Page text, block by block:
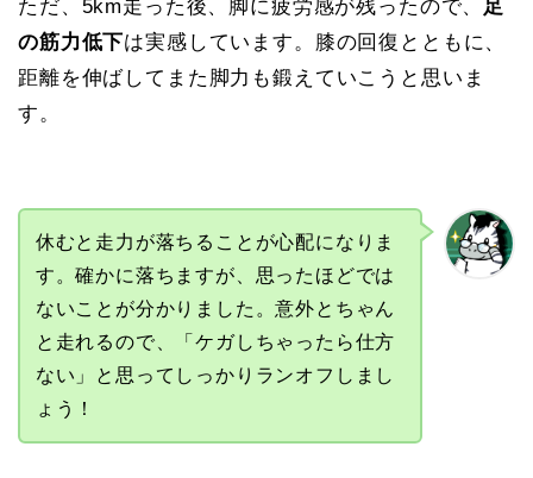
ただ、5km走った後、脚に疲労感が残ったので、 足
の筋力低下は実感しています。膝の回復とともに、
距離を伸ばしてまた脚力も鍛えていこうと思いま
す。
休むと走力が落ちることが心配になりま
す。確かに落ちますが、思ったほどでは
ないことが分かりました。意外とちゃん
と走れるので、「ケガしちゃったら仕方
ない」と思ってしっかりランオフしまし
ょう！